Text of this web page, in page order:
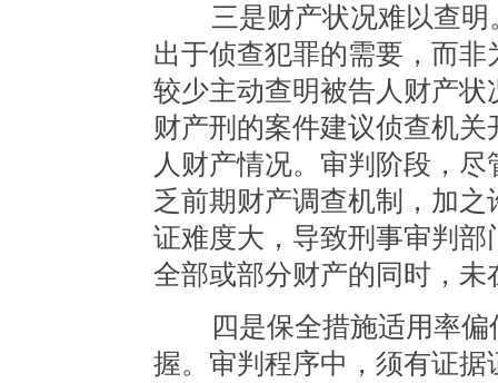
三是财产状况难以查明
出于侦查犯罪的需要，而
较少主动查明被告人财产
财产刑的案件建议侦查机
人财产情况。审判阶段，
乏前期财产调查机制，加
证难度大，导致刑事审判
全部或部分财产的同时，
四是保全措施适用率偏
握。审判程序中，须有证